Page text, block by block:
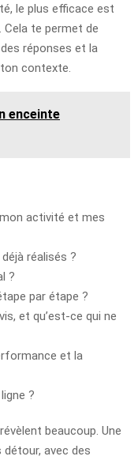
le plus efficace est
te permet de
réponses et la
contexte.
enceinte
activité et mes
réalisés ?
?
par étape ?
et qu’est-ce qui ne
et la
?
beaucoup. Une
avec des